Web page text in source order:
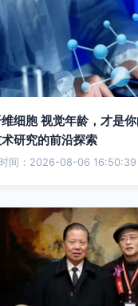
维细胞 视觉年龄，才是
研究的前沿探索
间：2026-08-06 16:50:39